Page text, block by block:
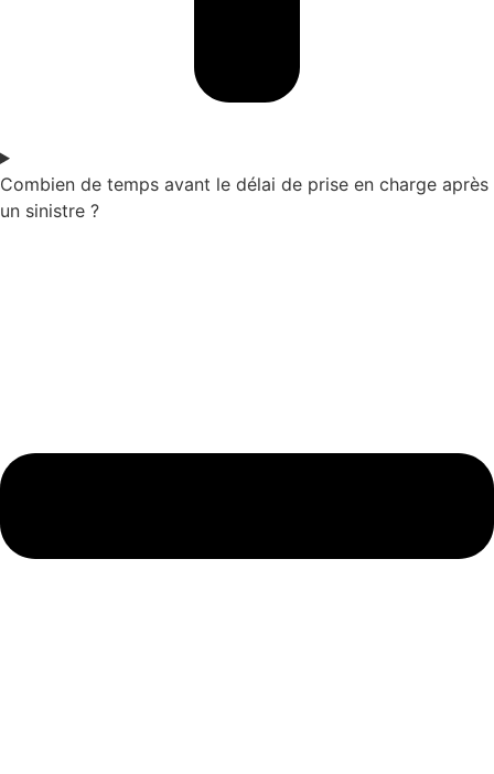
Combien de temps avant le délai de prise en charge après
un sinistre ?